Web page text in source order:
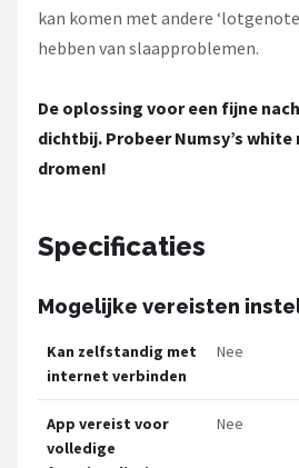
kan komen met andere
hebben van slaapproblemen.
De oplossing voor een fijne
dichtbij. Probeer Numsy’s
dromen!
Specificaties
Mogelijke vereisten
Kan zelfstandig met
internet verbinden
Nee
App vereist voor
volledige
Nee